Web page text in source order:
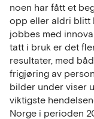
noen har fått et
opp eller aldri blitt
jobbes med
tatt i bruk er det
resultater, med
frigjøring av
bilder under viser
viktigste
Norge i perioden